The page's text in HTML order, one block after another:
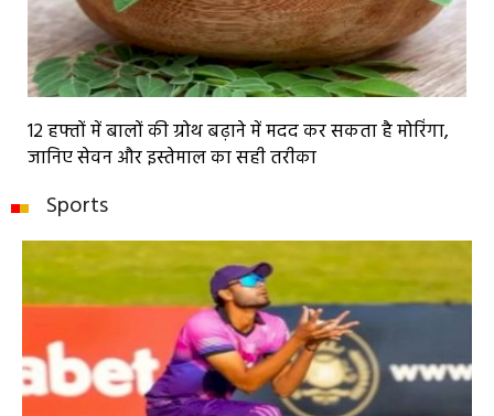
12 हफ्तों में बालों की ग्रोथ बढ़ाने में मदद कर सकता है मोरिंगा,
जानिए सेवन और इस्तेमाल का सही तरीका
Sports